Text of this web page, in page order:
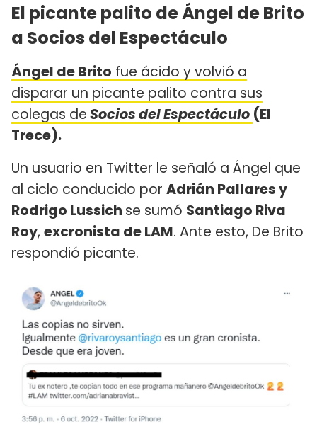
El picante palito de Ángel de Brito
a Socios del Espectáculo
Ángel de Brito fue ácido y volvió a
disparar un picante palito contra sus
colegas deSocios del Espectáculo (El
Trece).
Un usuario en Twitter le señaló a Ángel que
al ciclo conducido por Adrián Pallares y
Rodrigo Lussich se sumó Santiago Riva
Roy, excronista de LAM. Ante esto, De Brito
respondió picante.